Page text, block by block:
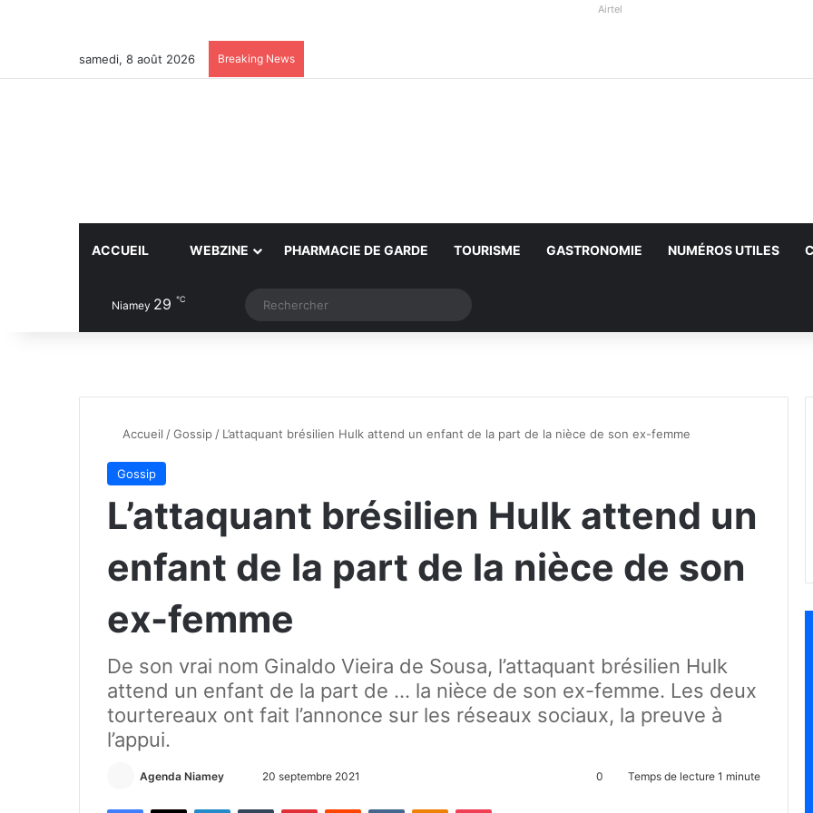
Airtel
samedi, 8 août 2026 Breaking News
ACCUEIL WEBZINE PHARMACIE DE GARDE TOURISME GASTRONOMIE NUMÉROS UTILES
Niamey 29 ℃ Article Aléatoire
Switch skin
Accueil /Gossip/ L’attaquant brésilien Hulk attend un enfant de la part de la nièce de son ex-femme
Gossip
L’attaquant brésilien Hulk attend un
enfant de la part de la nièce de son
ex-femme
De son vrai nom Ginaldo Vieira de Sousa, l’attaquant brésilien Hulk
attend un enfant de la part de … la nièce de son ex-femme. Les deux
tourtereaux ont fait l’annonce sur les réseaux sociaux, la preuve à
l’appui.
Agenda Niamey 20 septembre 2021 0 Temps de lecture 1 minute